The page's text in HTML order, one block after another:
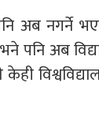
अब नगर्ने
पनि अब
केही